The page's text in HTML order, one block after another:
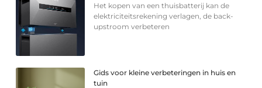
Het kopen van een thuisbatterij kan de
elektriciteitsrekening verlagen, de back-
upstroom verbeteren
Gids voor kleine verbeteringen in huis en
tuin